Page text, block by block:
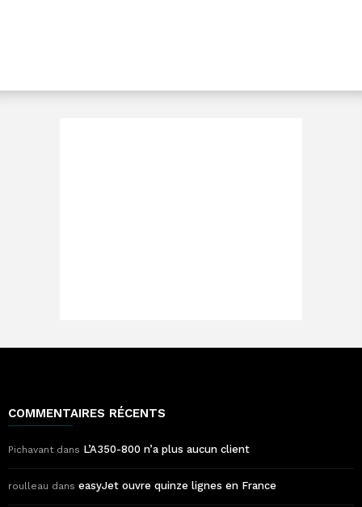
COMMENTAIRES RÉCENTS
Pichavant dans L’A350-800 n’a plus aucun client
roulleau dans easyJet ouvre quinze lignes en France